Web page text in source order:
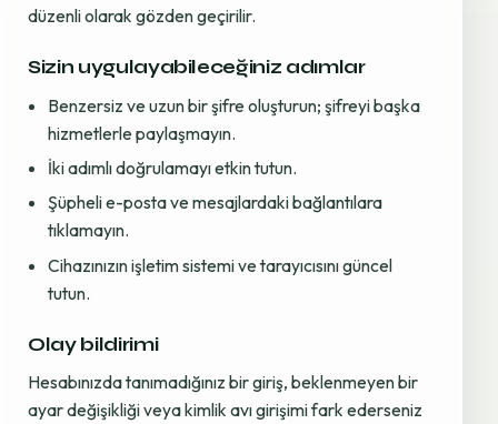
düzenli olarak gözden geçirilir.
Sizin uygulayabileceğiniz adımlar
Benzersiz ve uzun bir şifre oluşturun; şifreyi başka
hizmetlerle paylaşmayın.
İki adımlı doğrulamayı etkin tutun.
Şüpheli e-posta ve mesajlardaki bağlantılara
tıklamayın.
Cihazınızın işletim sistemi ve tarayıcısını güncel
tutun.
Olay bildirimi
Hesabınızda tanımadığınız bir giriş, beklenmeyen bir
ayar değişikliği veya kimlik avı girişimi fark ederseniz